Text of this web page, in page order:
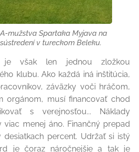
mužstva Spartaka Myjava na
v tureckom Beleku.
je však len jednou zložkou
klubu. Ako každá iná inštitúcia,
záväzky voči hráčom,
orgánom, musí financovať chod
s verejnosťou... Náklady
viac menej áno. Finančný prepad
percent. Udržať si istý
je čoraz náročnejšie a tak je